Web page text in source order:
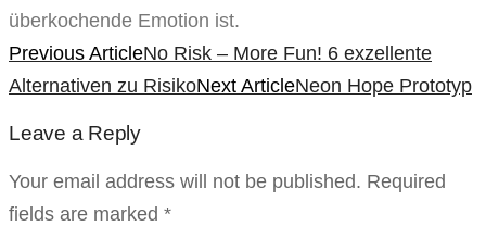
überkochende Emotion ist.
Previous ArticleNo Risk – More Fun! 6 exzellente
Alternativen zu RisikoNext ArticleNeon Hope Prototyp
Leave a Reply
Your email address will not be published. Required
fields are marked *